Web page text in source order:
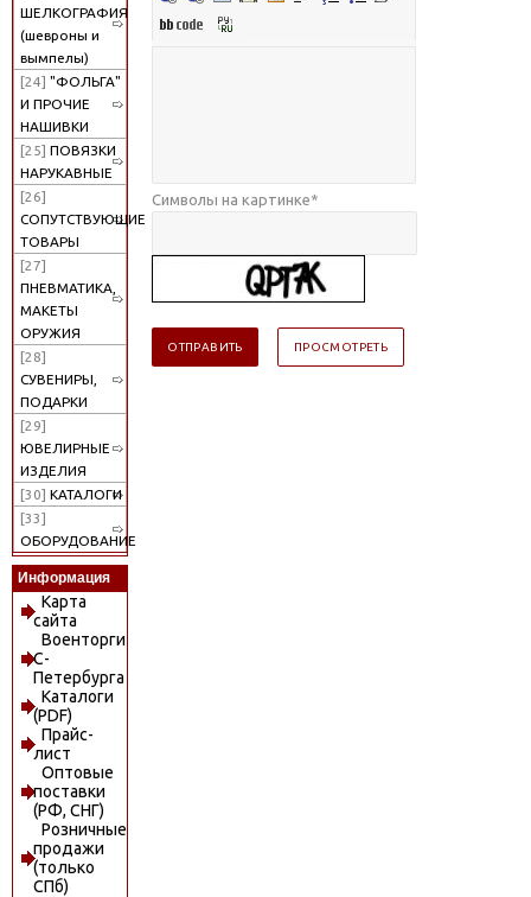
ШЕЛКОГРАФИЯ
(шевроны и
вымпелы)
[24] "ФОЛЬГА"
И ПРОЧИЕ
НАШИВКИ
[25] ПОВЯЗКИ
НАРУКАВНЫЕ
[26]
СОПУТСТВУЮЩИЕ
ТОВАРЫ
[27]
ПНЕВМАТИКА,
МАКЕТЫ
ОРУЖИЯ
[28]
СУВЕНИРЫ,
ПОДАРКИ
[29]
ЮВЕЛИРНЫЕ
ИЗДЕЛИЯ
[30] КАТАЛОГИ
[33]
ОБОРУДОВАНИЕ
Информация
Карта
сайта
Военторги
С-
Петербурга
Каталоги
(PDF)
Прайс-
лист
Оптовые
поставки
(РФ, СНГ)
Розничные
продажи
(только
СПб)
Символы на картинке*